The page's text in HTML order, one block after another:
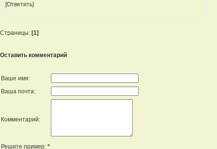
[Ответить]
Страницы: [1]
Оставить комментарий
Ваше имя:
Ваша почта:
Комментарий:
Решите пример: *